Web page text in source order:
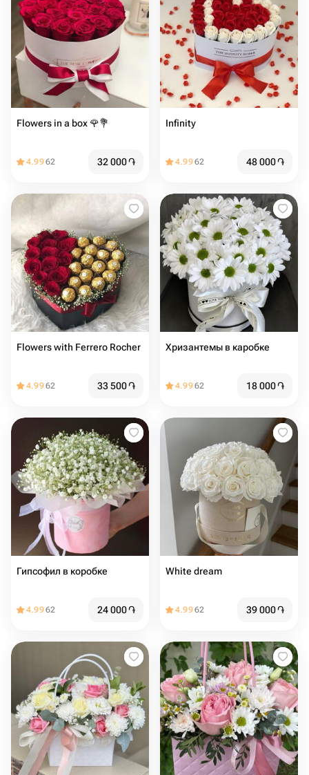
Flowers in a box 🌹💐
4.9962 32 000֏
Infinity
4.9962 48 000֏
Flowers with Ferrero Rocher
4.9962 33 500֏
Хризантемы в каробке
4.9962 18 000֏
Гипсофил в коробке
4.9962 24 000֏
White dream
4.9962 39 000֏